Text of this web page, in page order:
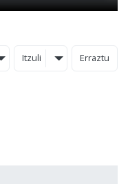
Itzuli Erraztu